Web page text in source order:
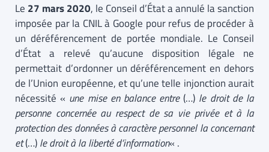
Le 27 mars 2020, le Conseil d’État a annulé la sanction
imposée par la CNIL à Google pour refus de procéder à
un déréférencement de portée mondiale. Le Conseil
d’État a relevé qu’aucune disposition légale ne
permettait d’ordonner un déréférencement en dehors
de l’Union européenne, et qu’une telle injonction aurait
nécessité « une mise en balance entre (…) le droit de la
personne concernée au respect de sa vie privée et à la
protection des données à caractère personnel la concernant
et(…)le droit à la liberté d’information« .